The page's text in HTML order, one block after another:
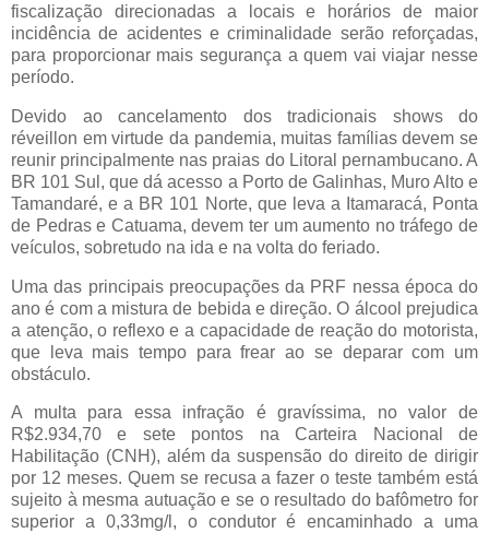
fiscalização direcionadas a locais e horários de maior
incidência de acidentes e criminalidade serão reforçadas,
para proporcionar mais segurança a quem vai viajar nesse
período.
Devido ao cancelamento dos tradicionais shows do
réveillon em virtude da pandemia, muitas famílias devem se
reunir principalmente nas praias do Litoral pernambucano. A
BR 101 Sul, que dá acesso a Porto de Galinhas, Muro Alto e
Tamandaré, e a BR 101 Norte, que leva a Itamaracá, Ponta
de Pedras e Catuama, devem ter um aumento no tráfego de
veículos, sobretudo na ida e na volta do feriado.
Uma das principais preocupações da PRF nessa época do
ano é com a mistura de bebida e direção. O álcool prejudica
a atenção, o reflexo e a capacidade de reação do motorista,
que leva mais tempo para frear ao se deparar com um
obstáculo.
A multa para essa infração é gravíssima, no valor de
R$2.934,70 e sete pontos na Carteira Nacional de
Habilitação (CNH), além da suspensão do direito de dirigir
por 12 meses. Quem se recusa a fazer o teste também está
sujeito à mesma autuação e se o resultado do bafômetro for
superior a 0,33mg/l, o condutor é encaminhado a uma